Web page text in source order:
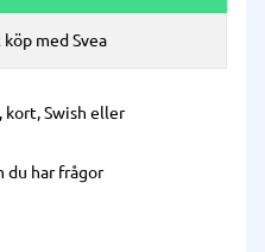
kort, Swish eller
du har frågor
med Svea